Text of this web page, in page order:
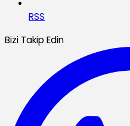
RSS
Bizi Takip Edin